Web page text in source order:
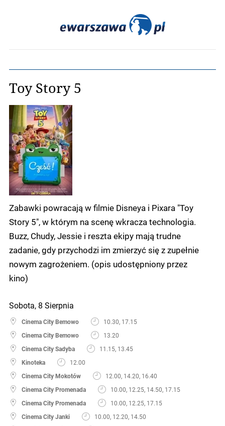
Toy Story 5
Zabawki powracają w filmie Disneya i Pixara "Toy
Story 5", w którym na scenę wkracza technologia.
Buzz, Chudy, Jessie i reszta ekipy mają trudne
zadanie, gdy przychodzi im zmierzyć się z zupełnie
nowym zagrożeniem. (opis udostępniony przez
kino)
Sobota, 8 Sierpnia
Cinema City Bemowo
10.30, 17.15
Cinema City Bemowo
13.20
Cinema City Sadyba
11.15, 13.45
Kinoteka
12.00
Cinema City Mokotów
12.00, 14.20, 16.40
Cinema City Promenada
10.00, 12.25, 14.50, 17.15
Cinema City Promenada
10.00, 12.25, 17.15
Cinema City Janki
10.00, 12.20, 14.50